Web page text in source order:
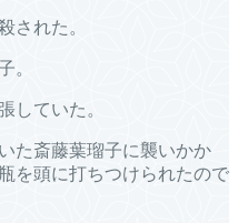
された。
。
していた。
た斎藤葉瑠子に襲いかか
を頭に打ちつけられたので